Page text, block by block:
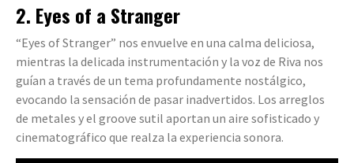
2. Eyes of a Stranger
“Eyes of Stranger” nos envuelve en una calma deliciosa,
mientras la delicada instrumentación y la voz de Riva nos
guían a través de un tema profundamente nostálgico,
evocando la sensación de pasar inadvertidos. Los arreglos
de metales y el groove sutil aportan un aire sofisticado y
cinematográfico que realza la experiencia sonora.